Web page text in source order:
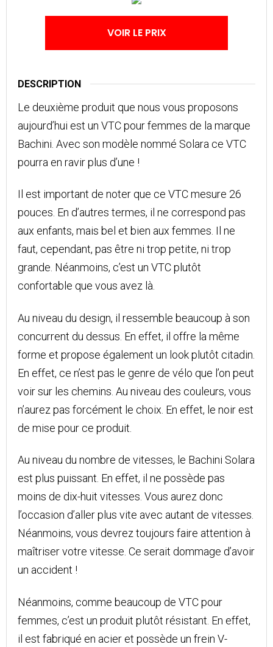
VOIR LE PRIX
DESCRIPTION
Le deuxième produit que nous vous proposons
aujourd’hui est un VTC pour femmes de la marque
Bachini. Avec son modèle nommé Solara ce VTC
pourra en ravir plus d’une !
Il est important de noter que ce VTC mesure 26
pouces. En d’autres termes, il ne correspond pas
aux enfants, mais bel et bien aux femmes. Il ne
faut, cependant, pas être ni trop petite, ni trop
grande. Néanmoins, c’est un VTC plutôt
confortable que vous avez là.
Au niveau du design, il ressemble beaucoup à son
concurrent du dessus. En effet, il offre la même
forme et propose également un look plutôt citadin.
En effet, ce n’est pas le genre de vélo que l’on peut
voir sur les chemins. Au niveau des couleurs, vous
n’aurez pas forcément le choix. En effet, le noir est
de mise pour ce produit.
Au niveau du nombre de vitesses, le Bachini Solara
est plus puissant. En effet, il ne possède pas
moins de dix-huit vitesses. Vous aurez donc
l’occasion d’aller plus vite avec autant de vitesses.
Néanmoins, vous devrez toujours faire attention à
maîtriser votre vitesse. Ce serait dommage d’avoir
un accident !
Néanmoins, comme beaucoup de VTC pour
femmes, c’est un produit plutôt résistant. En effet,
il est fabriqué en acier et possède un frein V-